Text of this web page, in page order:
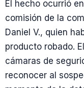
El hecho ocurrió
comisión de la
Daniel V., quien
producto robado.
cámaras de
reconocer al